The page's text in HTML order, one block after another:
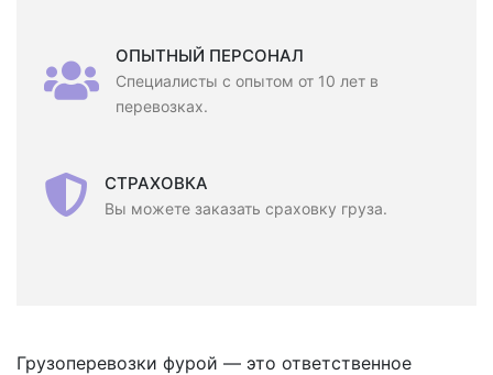
ОПЫТНЫЙ ПЕРСОНАЛ
Специалисты с опытом от 10 лет в
перевозках.
СТРАХОВКА
Вы можете заказать сраховку груза.
Грузоперевозки фурой — это ответственное